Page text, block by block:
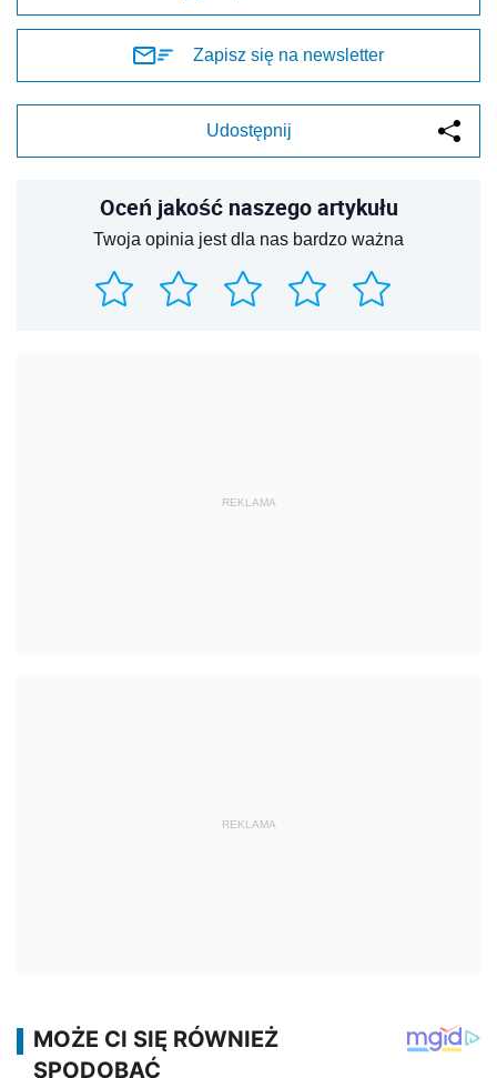
Zapisz się na newsletter
Udostępnij
Oceń jakość naszego artykułu
Twoja opinia jest dla nas bardzo ważna
REKLAMA
REKLAMA